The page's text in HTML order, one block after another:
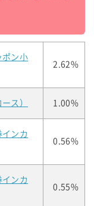
ポン小
2.62%
ス） 1.00%
ンカ
0.56%
ンカ
0.55%